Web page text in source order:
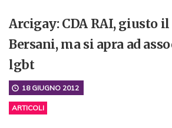
Arcigay: CDA RAI, giusto
Bersani, ma si apra ad
lgbt
18 GIUGNO 2012
ARTICOLI